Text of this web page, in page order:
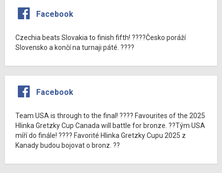
Facebook
Czechia beats Slovakia to finish fifth! ????Česko poráží
Slovensko a končí na turnaji páté. ????
Facebook
Team USA is through to the final! ???? Favourites of the 2025
Hlinka Gretzky Cup Canada will battle for bronze. ??Tým USA
míří do finále! ???? Favorité Hlinka Gretzky Cupu 2025 z
Kanady budou bojovat o bronz. ??